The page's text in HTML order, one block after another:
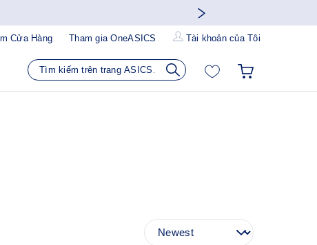
Cửa Hàng Tham gia OneASICS Tài khoản của Tôi